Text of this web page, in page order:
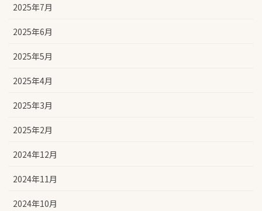
2025年7月
2025年6月
2025年5月
2025年4月
2025年3月
2025年2月
2024年12月
2024年11月
2024年10月